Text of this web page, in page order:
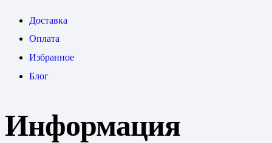
Доставка
Оплата
Избранное
Блог
Информация